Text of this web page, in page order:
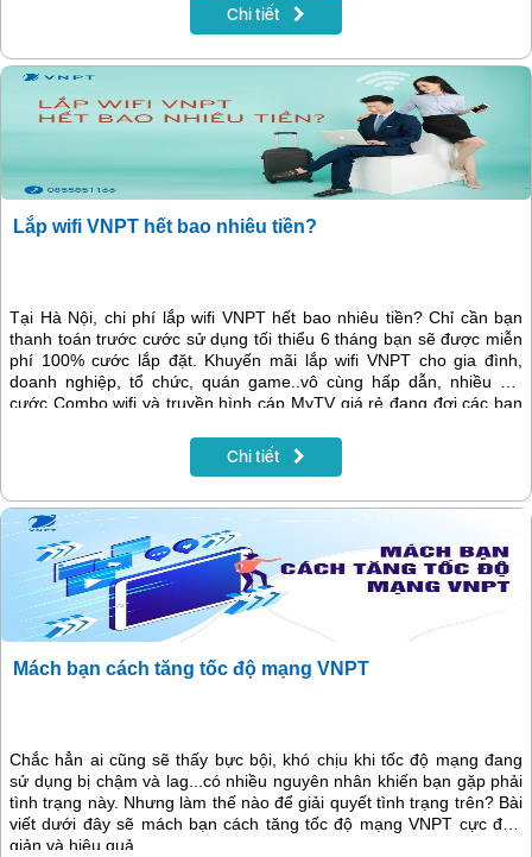
Chi tiết
Lắp wifi VNPT hết bao nhiêu tiền?
Tại Hà Nội, chi phí lắp wifi VNPT hết bao nhiêu tiền? Chỉ cần bạn
thanh toán trước cước sử dụng tối thiểu 6 tháng bạn sẽ được miễn
phí 100% cước lắp đặt. Khuyến mãi lắp wifi VNPT cho gia đình,
doanh nghiệp, tổ chức, quán game..vô cùng hấp dẫn, nhiều gói
cước Combo wifi và truyền hình cáp MyTV giá rẻ đang đợi các bạn
Chi tiết
Mách bạn cách tăng tốc độ mạng VNPT
Chắc hẳn ai cũng sẽ thấy bực bội, khó chịu khi tốc độ mạng đang
sử dụng bị chậm và lag...có nhiều nguyên nhân khiến bạn gặp phải
tình trạng này. Nhưng làm thế nào để giải quyết tình trạng trên? Bài
viết dưới đây sẽ mách bạn cách tăng tốc độ mạng VNPT cực đơn
giản và hiệu quả.